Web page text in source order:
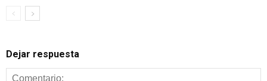
Dejar respuesta